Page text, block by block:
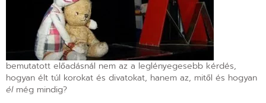
bemutatott előadásnál nem az a leglényegesebb kérdés,
hogyan élt túl korokat és divatokat, hanem az, mitől és hogyan
élmég mindig?